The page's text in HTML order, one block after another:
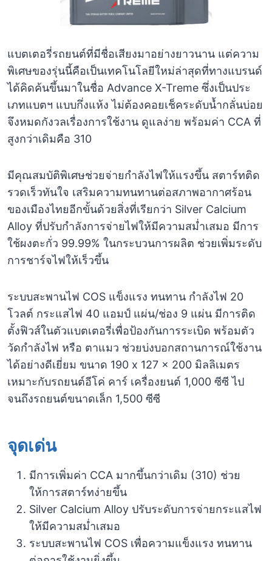
แบตเตอรี่รถยนต์ที่มีชื่อเสียงมาอย่างยาวนาน แต่ความ
พิเศษของรุ่นนี้คือเป็นเทคโนโลยีใหม่ล่าสุดที่ทางแบรนด์
ได้คิดค้นขึ้นมาในชื่อ Advance X-Treme ซึ่งเป็นประ
เภทแบตฯ แบบกึ่งแห้ง ไม่ต้องคอยเช็คระดับน้ำกลั่นบ่อย
จึงหมดกังวลเรื่องการใช้งาน ดูแลง่าย พร้อมค่า CCA ที่
สูงกว่าเดิมคือ 310
มีคุณสมบัติพิเศษช่วยจ่ายกำลังไฟให้แรงขึ้น สตาร์ทติด
รวดเร็วทันใจ เสริมความทนทานต่อสภาพอากาศร้อน
ของเมืองไทยอีกขั้นด้วยสิ่งที่เรียกว่า Silver Calcium
Alloy ที่ปรับกำลังการจ่ายไฟให้มีความสม่ำเสมอ มีการ
ใช้ผงตะกั่ว 99.99% ในกระบวนการผลิต ช่วยเพิ่มระดับ
การชาร์จไฟให้เร็วขึ้น
ระบบสะพานไฟ COS แข็งแรง ทนทาน กำลังไฟ 20
โวลต์ กระแสไฟ 40 แอมป์ แผ่น/ช่อง 9 แผ่น มีการติด
ตั้งฟิวส์ในตัวแบตเตอรี่เพื่อป้องกันการระเบิด พร้อมตัว
วัดกำลังไฟ หรือ ตาแมว ช่วยบ่งบอกสถานการณ์ใช้งาน
ได้อย่างดีเยี่ยม ขนาด 190 x 127 x 200 มิลลิเมตร
เหมาะกับรถยนต์อีโค่ คาร์ เครื่องยนต์ 1,000 ซีซี ไป
จนถึงรถยนต์ขนาดเล็ก 1,500 ซีซี
จุดเด่น
มีการเพิ่มค่า CCA มากขึ้นกว่าเดิม (310) ช่วย
ให้การสตาร์ทง่ายขึ้น
Silver Calcium Alloy ปรับระดับการจ่ายกระแสไฟ
ให้มีความสม่ำเสมอ
ระบบสะพานไฟ COS เพื่อความแข็งแรง ทนทาน